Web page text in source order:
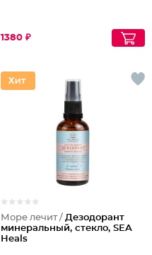
1380 ₽
Море лечит / Дезодорант
минеральный, стекло, SEA
Heals